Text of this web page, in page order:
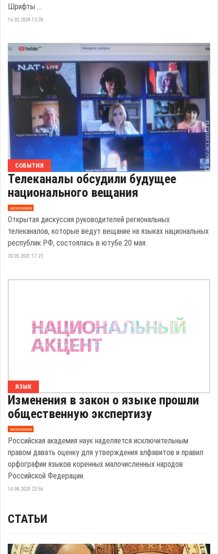
Шрифты ...
16.02.2024 13:38
СОБЫТИЯ
Телеканалы обсудили будущее
национального вещания
эксклюзив
Открытая дискуссия руководителей региональных
телеканалов, которые ведут вещание на языках национальных
республик РФ, состоялась в ютубе 20 мая.
20.05.2021 17:23
ЯЗЫК
Изменения в закон о языке прошли
общественную экспертизу
эксклюзив
Российская академия наук наделяется исключительным
правом давать оценку для утверждения алфавитов и правил
орфографии языков коренных малочисленных народов
Российской Федерации.
10.08.2020 23:56
СТАТЬИ